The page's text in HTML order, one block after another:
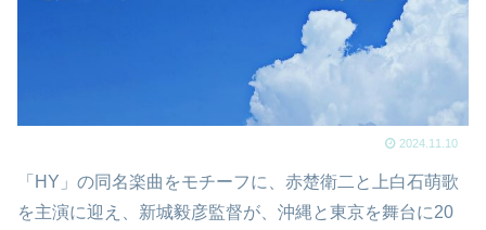
2024.11.10
「HY」の同名楽曲をモチーフに、赤楚衛二と上白石萌歌
を主演に迎え、新城毅彦監督が、沖縄と東京を舞台に20